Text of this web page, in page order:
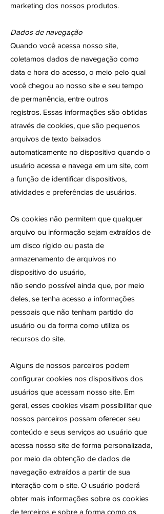
marketing dos nossos produtos.
Dados de navegação
Quando você acessa nosso site,
coletamos dados de navegação como
data e hora do acesso, o meio pelo qual
você chegou ao nosso site e seu tempo
de permanência, entre outros
registros. Essas informações são obtidas
através de cookies, que são pequenos
arquivos de texto baixados
automaticamente no dispositivo quando o
usuário acessa e navega em um site, com
a função de identificar dispositivos,
atividades e preferências de usuários.
Os cookies não permitem que qualquer
arquivo ou informação sejam extraídos de
um disco rígido ou pasta de
armazenamento de arquivos no
dispositivo do usuário,
não sendo possível ainda que, por meio
deles, se tenha acesso a informações
pessoais que não tenham partido do
usuário ou da forma como utiliza os
recursos do site.
Alguns de nossos parceiros podem
configurar cookies nos dispositivos dos
usuários que acessam nosso site. Em
geral, esses cookies visam possibilitar que
nossos parceiros possam oferecer seu
conteúdo e seus serviços ao usuário que
acessa nosso site de forma personalizada,
por meio da obtenção de dados de
navegação extraídos a partir de sua
interação com o site. O usuário poderá
obter mais informações sobre os cookies
de terceiros e sobre a forma como os